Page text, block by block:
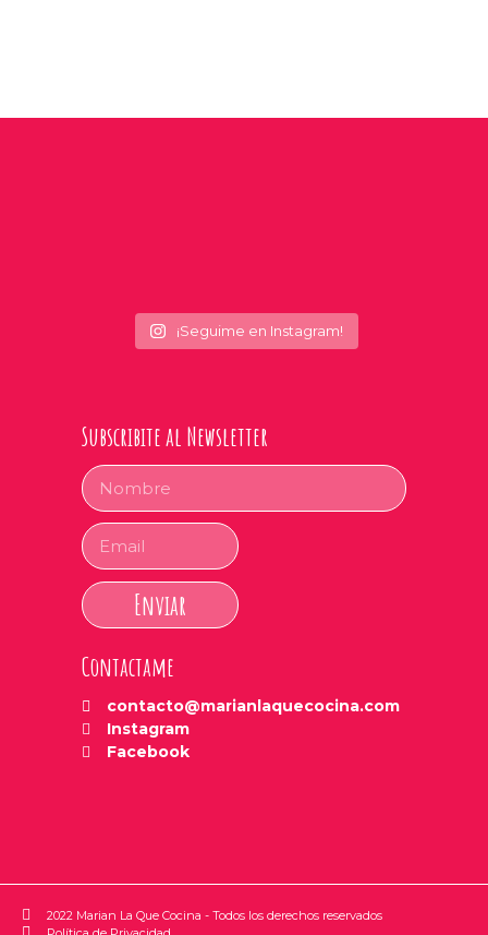
¡Seguime en Instagram!
Subscribite al Newsletter
Enviar
Contactame
contacto@marianlaquecocina.com
Instagram
Facebook
2022 Marian La Que Cocina - Todos los derechos reservados